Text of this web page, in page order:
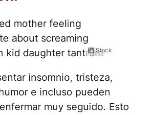
iStock
insomnio, tristeza,
e incluso pueden
muy seguido. Esto